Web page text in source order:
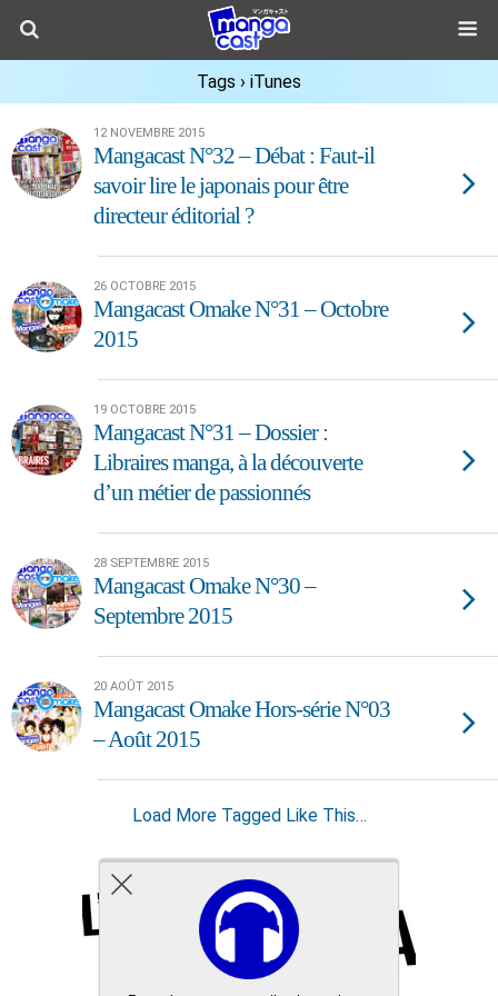
Tags › iTunes
12 NOVEMBRE 2015
Mangacast N°32 – Débat : Faut-il
savoir lire le japonais pour être
directeur éditorial ?
26 OCTOBRE 2015
Mangacast Omake N°31 – Octobre
2015
19 OCTOBRE 2015
Mangacast N°31 – Dossier :
Libraires manga, à la découverte
d’un métier de passionnés
28 SEPTEMBRE 2015
Mangacast Omake N°30 –
Septembre 2015
20 AOÛT 2015
Mangacast Omake Hors-série N°03
– Août 2015
Load More Tagged Like This…